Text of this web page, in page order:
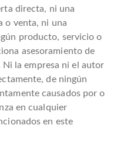
directa, ni una
o venta, ni una
producto, servicio o
asesoramiento de
la empresa ni el autor
de ningún
causados ​​por o
en cualquier
en este